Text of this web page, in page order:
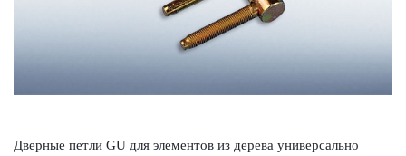
Дверные петли GU для элементов из дерева унив­ерсально